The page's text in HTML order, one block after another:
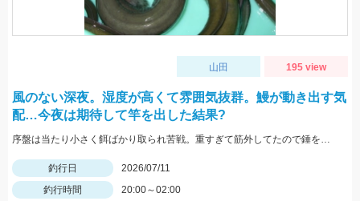
山田 195 view
風のない深夜。湿度が高くて雰囲気抜群。鰻が動き出す気
配…今夜は期待して竿を出した結果?
序盤は当たり小さく餌ばかり取られ苦戦。重すぎて筋外してたので錘を軽く変更。軽くして当たり復活。目の前で大物バラしもあったが、その後70cm×2本含めて計8本。
釣行日
2026/07/11
釣行時間
20:00～02:00